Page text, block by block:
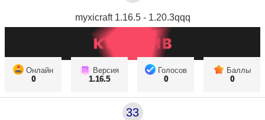
myxicraft 1.16.5 - 1.20.3qqq
Онлайн
0
Версия
1.16.5
Голосов
0
Баллы
0
33